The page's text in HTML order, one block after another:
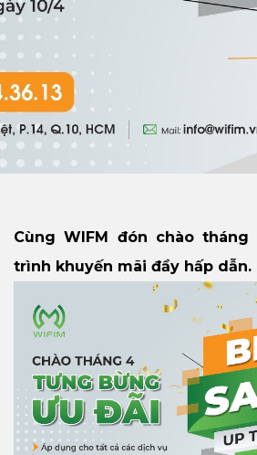
Cùng WIFM đón chào
trình khuyến mãi đầy hấp dẫn.